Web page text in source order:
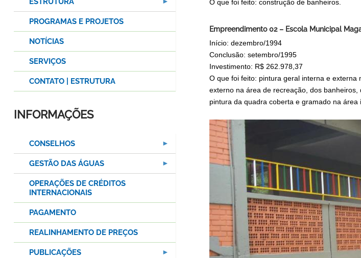
O que foi feito: construção de banheiros.
Empreendimento 02 – Escola Municipal
Início: dezembro/1994
Conclusão: setembro/1995
Investimento: R$ 262.978,37
O que foi feito: pintura geral interna e
externo na área de recreação, dos
pintura da quadra coberta e gramado na área
PROGRAMAS E PROJETOS
NOTÍCIAS
SERVIÇOS
CONTATO | ESTRUTURA
INFORMAÇÕES
CONSELHOS
GESTÃO DAS ÁGUAS
OPERAÇÕES DE CRÉDITOS
INTERNACIONAIS
PAGAMENTO
REALINHAMENTO DE PREÇOS
PUBLICAÇÕES